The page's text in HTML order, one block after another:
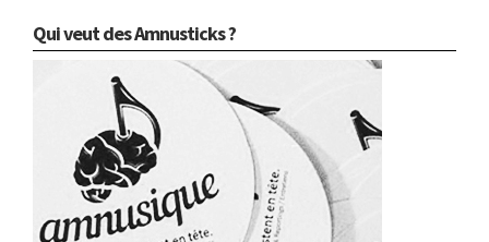
Qui veut des Amnusticks ?